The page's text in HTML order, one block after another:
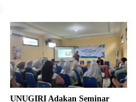
UNUGIRI Adakan Seminar